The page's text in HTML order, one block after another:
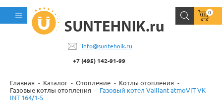
info@suntehnik.ru
+7 (495) 142-91-99
0
Главная Каталог Отопление
Котлы отопления
Газовые котлы отопления
Газовый котел Vaillant atmoVIT VK
INT 164/1-5